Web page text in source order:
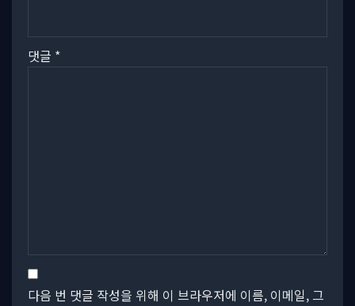
댓글 *
다음 번 댓글 작성을 위해 이 브라우저에 이름, 이메일, 그